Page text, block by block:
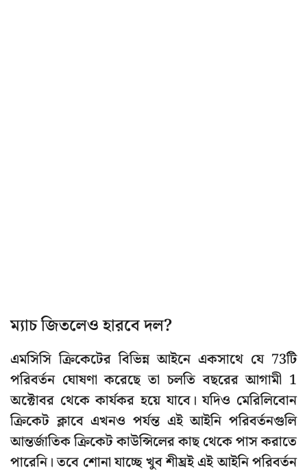
ম্যাচ জিতলেও হারবে দল?
এমসিসি ক্রিকেটের বিভিন্ন আইনে একসাথে যে 73টি
পরিবর্তন ঘোষণা করেছে তা চলতি বছরের আগামী 1
অক্টোবর থেকে কার্যকর হয়ে যাবে। যদিও মেরিলিবোন
ক্রিকেট ক্লাবে এখনও পর্যন্ত এই আইনি পরিবর্তনগুলি
আন্তর্জাতিক ক্রিকেট কাউন্সিলের কাছ থেকে পাস করাতে
পারেনি। তবে শোনা যাচ্ছে খুব শীঘ্রই এই আইনি পরিবর্তন